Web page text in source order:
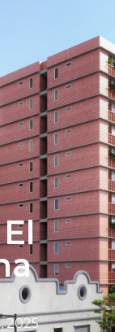
2025